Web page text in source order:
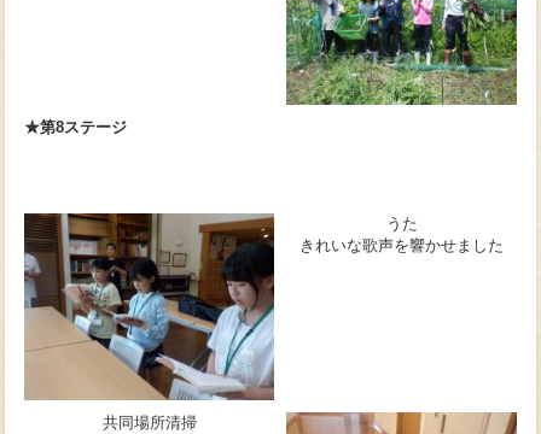
★第8ステージ
うた
きれいな歌声を響かせました
共同場所清掃